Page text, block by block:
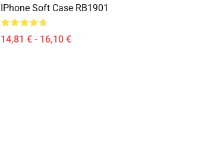
IPhone Soft Case RB1901
14,81 € - 16,10 €